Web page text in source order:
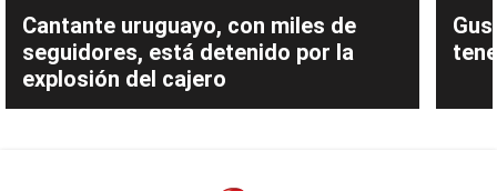
Cantante uruguayo, con miles de
seguidores, está detenido por la
explosión del cajero